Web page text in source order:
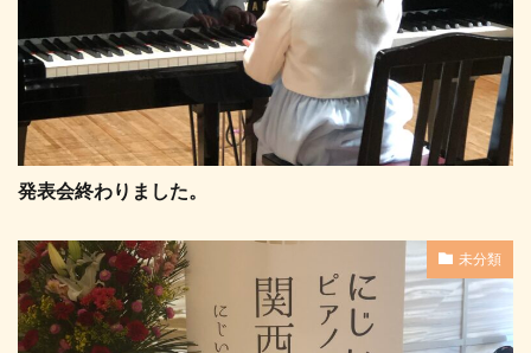
発表会終わりました。
未分類